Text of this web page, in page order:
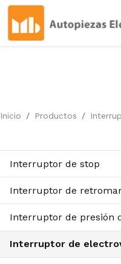
Inicio Productos
Interruptor de stop
Interruptor de
Interruptor de presión
Interruptor de